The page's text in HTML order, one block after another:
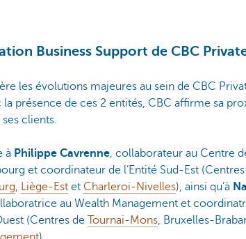
Business Support de CBC
les évolutions majeures au sein de CBC
présence de ces 2 entités, CBC affirme sa
clients.
à Philippe Cavrenne, collaborateur au Centre
et coordinateur de l’Entité Sud-Est
, Liège-Estet Charleroi-Nivelles), ainsi qu’à
au Wealth Management et
(Centres de Tournai-Mons, Bruxelles-